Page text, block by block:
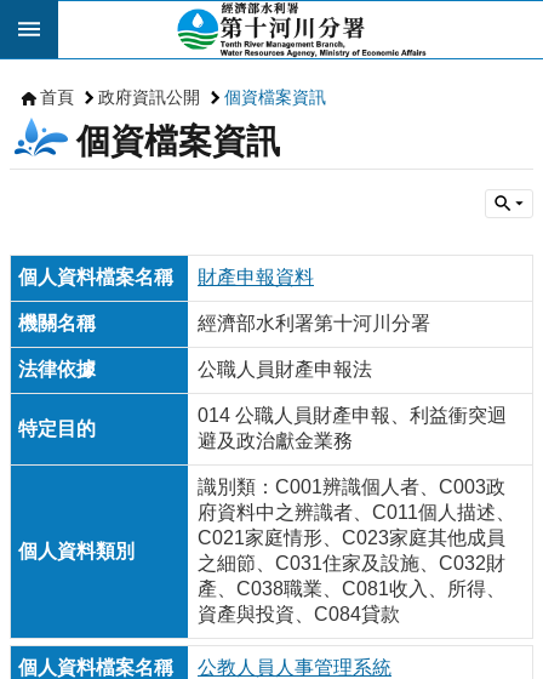
跳到主要內容區塊
首頁 政府資訊公開 個資檔案資訊
個資檔案資訊
財產申報資料
經濟部水利署第十河川分署
公職人員財產申報法
014 公職人員財產申報、利益衝突迴
避及政治獻金業務
識別類：C001辨識個人者、C003政
府資料中之辨識者、C011個人描述、
C021家庭情形、C023家庭其他成員
之細節、C031住家及設施、C032財
產、C038職業、C081收入、所得、
資產與投資、C084貸款
公教人員人事管理系統